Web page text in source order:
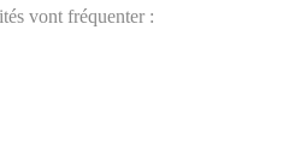
vont fréquenter :